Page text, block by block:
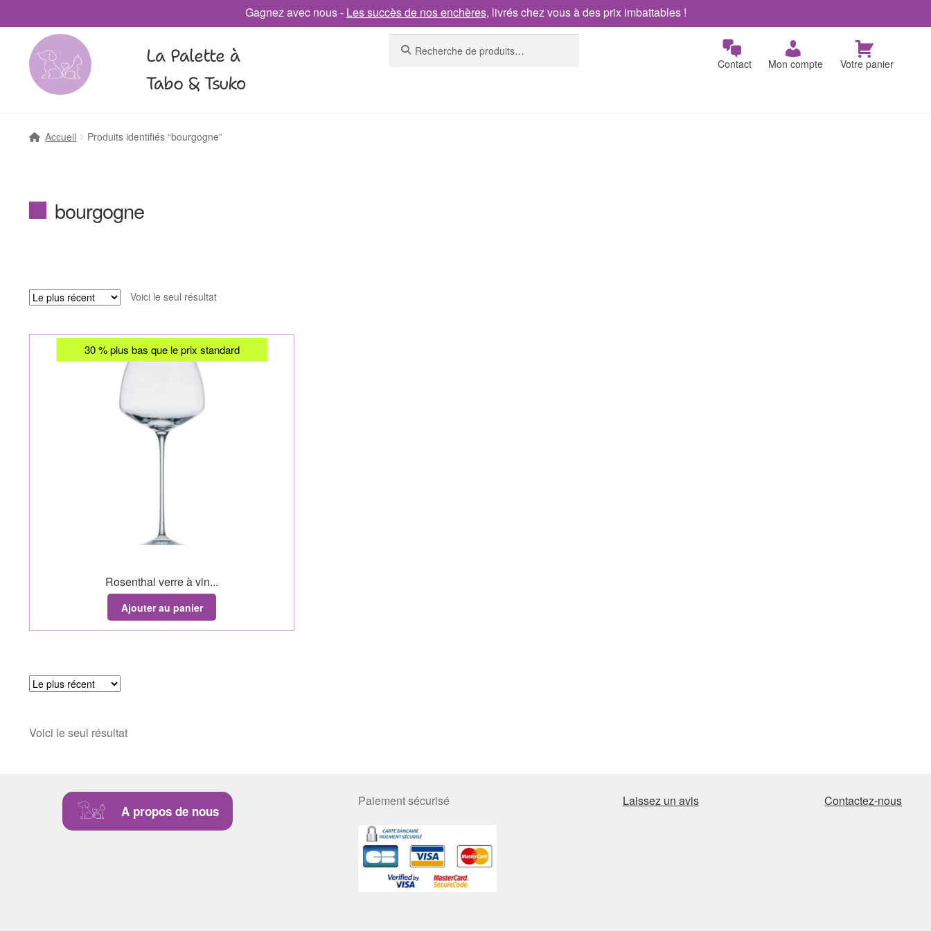
Gagnez avec nous - Les succès de nos enchères, livrés chez vous à des prix imbattables !
La Palette à
Tabo & Tsuko
Contact
Mon compte Votre panier
Accueil Produits identifiés “bourgogne”
bourgogne
Voici le seul résultat
30 % plus bas que le prix standard
Rosenthal verre à vin...
Ajouter au panier
Voici le seul résultat
A propos de nous
Paiement sécurisé Laissez un avis Contactez-nous